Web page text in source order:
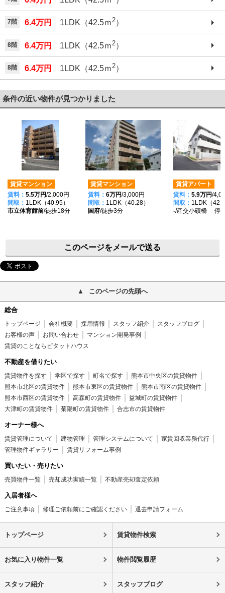
7階 6.4万円 1LDK（42.5ｍ2）
8階 6.4万円 1LDK（42.5ｍ 2）
8階 6.4万円 1LDK（42.5ｍ2）
条件の近い物件が見つかりました
賃貸マンション
賃料： 5.5万円/2,000円
間取： 1LDK（40.95）
市立体育館前/徒歩18分
賃貸マンション
賃料： 6万円/3,000円
間取： 1LDK（40.28）
国府/徒歩3分
賃貸アパート
賃料： 5.9万円/
間取： 1LDK（
-/産交小磧橋 停
このページをメールで送る
このページの先頭へ
総合
トップページ 会社概要 採用情報 スタッフ紹介
スタッフブログ
お客様の声
お問い合わせ
マンション開発事例
賃貸のことならピタットハウス
不動産を借りたい
賃貸物件を探す 学区で探す 町名で探す
熊本市中央区の賃貸物件
熊本市北区の賃貸物件
熊本市東区の賃貸物件
熊本市南区の賃貸物件
熊本市西区の賃貸物件
高森町の賃貸物件
益城町の賃貸物件
大津町の賃貸物件
菊陽町の賃貸物件 合志市の賃貸物件
オーナー様へ
賃貸管理について 建物管理 管理システムについて
家賃回収業務代行
管理物件ギャラリー
賃貸リフォーム事例
買いたい・売りたい
売買物件一覧 売却成功実績一覧 不動産売却査定依頼
入居者様へ
ご注意事項 修理ご依頼前にご確認ください 退去申請フォーム
トップページ 賃貸物件検索
お気に入り物件一覧 物件閲覧履歴
スタッフ紹介 スタッフブログ